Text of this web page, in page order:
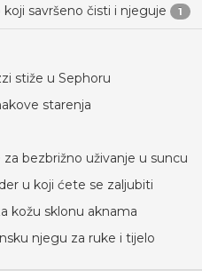
savršeno čisti i njeguje 1
stiže u Sephoru
starenja
bezbrižno uživanje u suncu
u koji ćete se zaljubiti
kožu sklonu aknama
njegu za ruke i tijelo